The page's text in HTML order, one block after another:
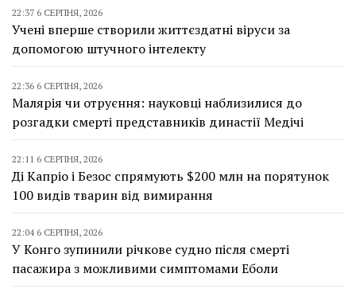
22:37 6 СЕРПНЯ, 2026
Учені вперше створили життєздатні віруси за
допомогою штучного інтелекту
22:36 6 СЕРПНЯ, 2026
Малярія чи отруєння: науковці наблизилися до
розгадки смерті представників династії Медічі
22:11 6 СЕРПНЯ, 2026
Ді Капріо і Безос спрямують $200 млн на порятунок
100 видів тварин від вимирання
22:04 6 СЕРПНЯ, 2026
У Конго зупинили річкове судно після смерті
пасажира з можливими симптомами Еболи